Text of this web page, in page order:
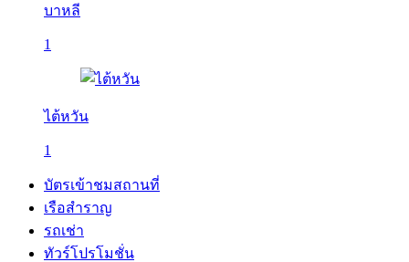
บาหลี
1
ไต้หวัน
1
บัตรเข้าชมสถานที่
เรือสำราญ
รถเช่า
ทัวร์โปรโมชั่น